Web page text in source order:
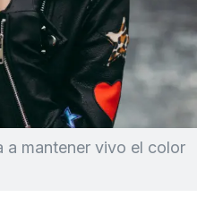
a mantener vivo el color